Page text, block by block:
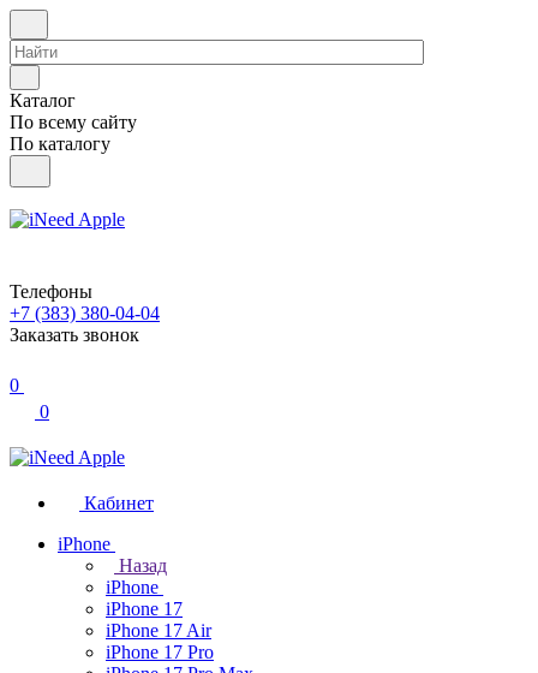
Каталог
По всему сайту
По каталогу
Телефоны
+7 (383) 380-04-04
Заказать звонок
0
0
Кабинет
iPhone
Назад
iPhone
iPhone 17
iPhone 17 Air
iPhone 17 Pro